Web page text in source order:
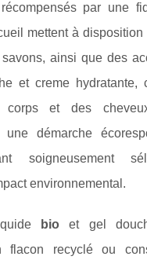
par une
mettent à
ainsi que des
et creme hydratante,
corps et des
une démarche
soigneusement
environnemental.
bioet gel
flacon recyclé ou